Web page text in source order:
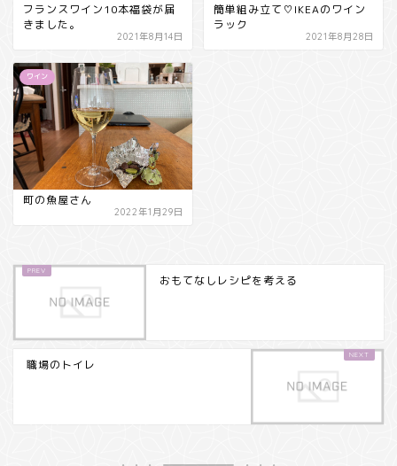
フランスワイン10本福袋が届
きました。
2021年8月14日
簡単組み立て♡IKEAのワイン
ラック
2021年8月28日
ワイン
町の魚屋さん
2022年1月29日
おもてなしレシピを考える
職場のトイレ